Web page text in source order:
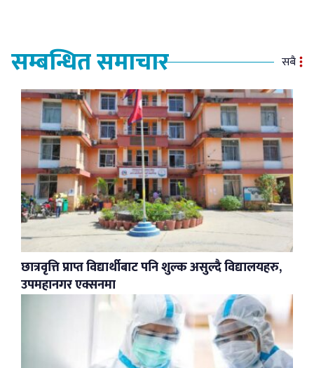
सम्बन्धित समाचार सबै
छात्रवृत्ति प्राप्त विद्यार्थीबाट पनि शुल्क असुल्दै विद्यालयहरु,
उपमहानगर एक्सनमा